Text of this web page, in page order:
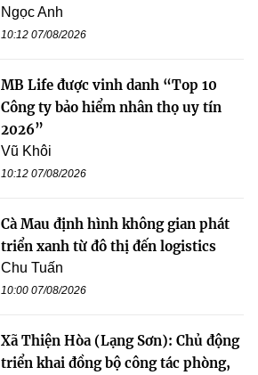
Ngọc Anh
10:12 07/08/2026
MB Life được vinh danh “Top 10
Công ty bảo hiểm nhân thọ uy tín
2026”
Vũ Khôi
10:12 07/08/2026
Cà Mau định hình không gian phát
triển xanh từ đô thị đến logistics
Chu Tuấn
10:00 07/08/2026
Xã Thiện Hòa (Lạng Sơn): Chủ động
triển khai đồng bộ công tác phòng,